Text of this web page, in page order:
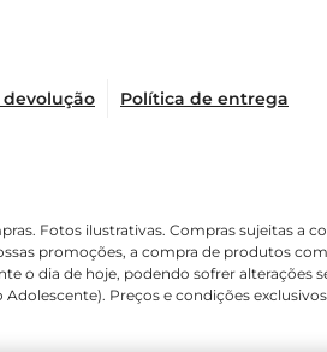
Política de entrega
Fotos ilustrativas. Compras sujeitas a
promoções, a compra de produtos
o dia de hoje, podendo sofrer
Preços e condições